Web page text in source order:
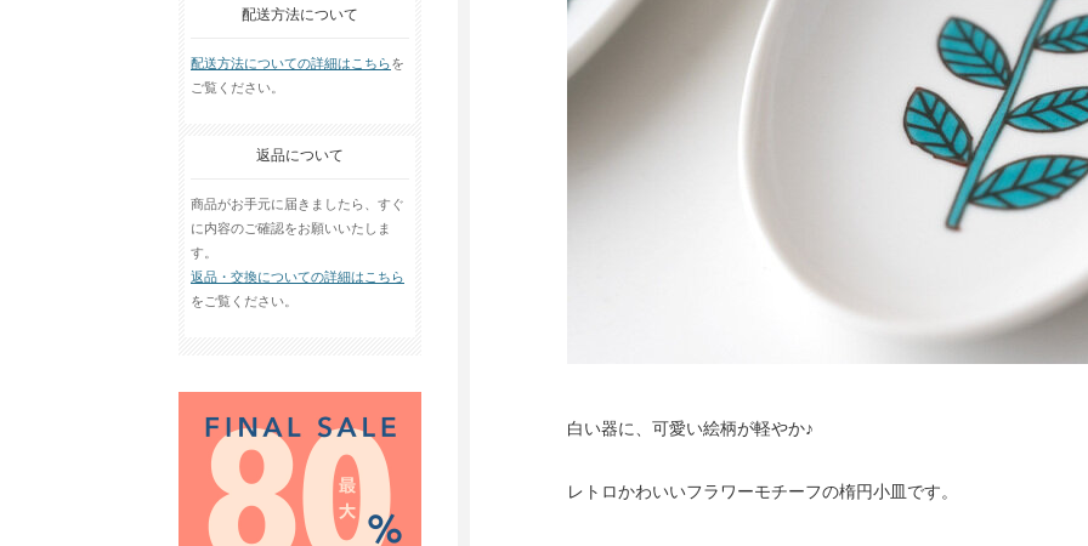
配送方法について
配送方法についての詳細はこちらを
ご覧ください。
返品について
商品がお手元に届きましたら、すぐ
に内容のご確認をお願いいたしま
す。
返品・交換についての詳細はこちら
をご覧ください。
白い器に、可愛い絵柄が軽やか♪
レトロかわいいフラワーモチーフの楕円小皿です。